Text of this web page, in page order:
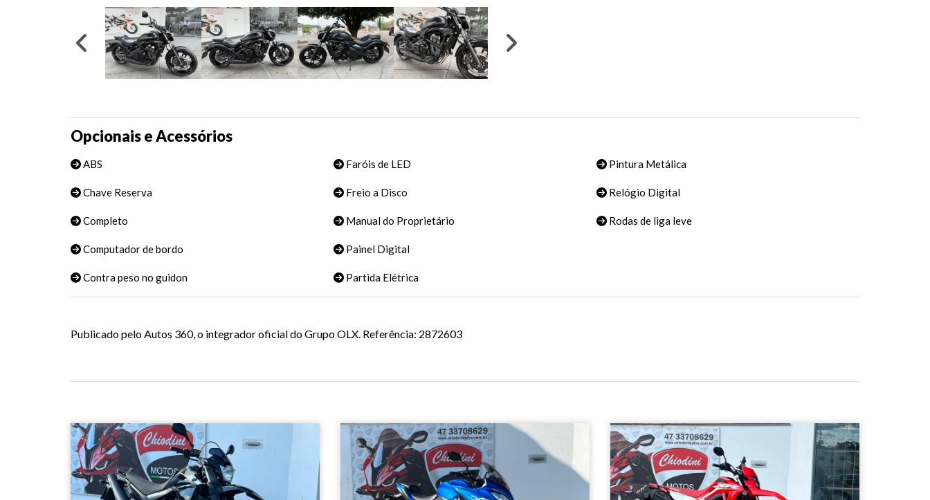
Opcionais e Acessórios
ABS
Chave Reserva
Completo
Computador de bordo
Contra peso no guidon
Faróis de LED
Freio a Disco
Manual do Proprietário
Painel Digital
Partida Elétrica
Pintura Metálica
Relógio Digital
Rodas de liga leve
Publicado pelo Autos 360, o integrador oficial do Grupo OLX. Referência: 2872603